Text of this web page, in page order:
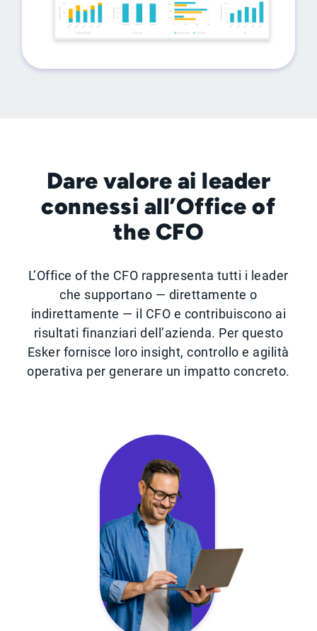
Dare valore ai leader
connessi all’Office of
the CFO
L’Office of the CFO rappresenta tutti i leader
che supportano — direttamente o
indirettamente — il CFO e contribuiscono ai
risultati finanziari dell’azienda. Per questo
Esker fornisce loro insight, controllo e agilità
operativa per generare un impatto concreto.